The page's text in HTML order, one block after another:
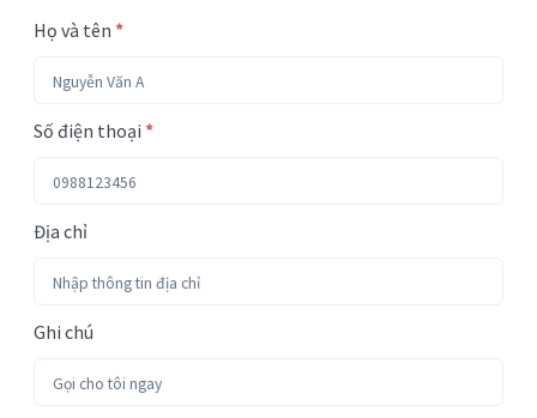
Họ và tên *
Số điện thoại *
Địa chỉ
Ghi chú